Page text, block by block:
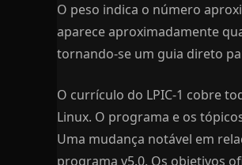
O peso indica o número
aparece aproximadamente
tornando-se um guia direto
O currículo do LPIC-1 cobre
Linux. O programa e os
Uma mudança notável em
programa v5.0. Os objetivos